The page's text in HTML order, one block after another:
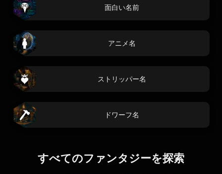
面白い名前
アニメ名
ストリッパー名
ドワーフ名
すべてのファンタジーを探索